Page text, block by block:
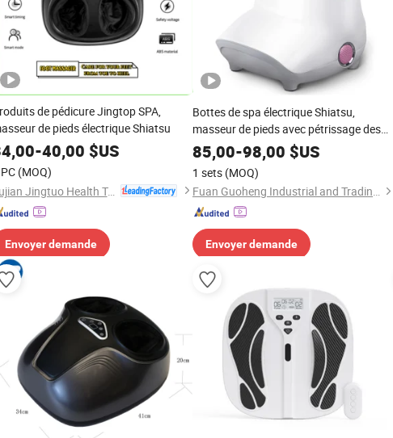
de pédicure Jingtop SPA,
de pieds électrique Shiatsu
-40,00 $US
(MOQ)
Fujian Jingtuo Health Technology Co., Ltd.
Envoyer demande
Bottes de spa électrique Shiatsu,
masseur de pieds avec pétrissage des
jambes et des mollets
85,00-98,00 $US
1 sets (MOQ)
Fuan Guoheng Industrial and Trading Co., Ltd.
Envoyer demande